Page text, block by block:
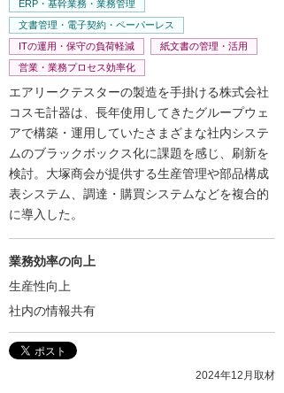
ERP・基幹業務・業務管理
文書管理・電子契約・ペーパーレス
ITの運用・保守の負荷軽減
紙文書の管理・活用
営業・業務プロセス効率化
エアリークテスターの製造を手掛ける株式会社
コスモ計器は、長年使用してきたグループウェ
アで構築・運用していたさまざまな社内システ
ムのブラックボックス化に課題を感じ、刷新を
検討。大塚商会が提供する生産管理や部品構成
表システム、調達・購買システムなどを複合的
に導入した。
業務効率の向上
生産性向上
社内の情報共有
2024年12月取材